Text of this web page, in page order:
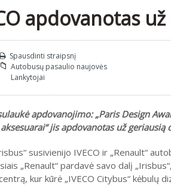
apdovanotas
Spausdinti straipsnį
Autobusų pasaulio naujovės
Lankytojai
apdovanojimo: „Paris Design
jis apdovanotas už geriausią
susivienijo IVECO ir „Renault“
„Renault“ pardavė savo dalį
kur kūrė „IVECO Citybus“ kėbulų